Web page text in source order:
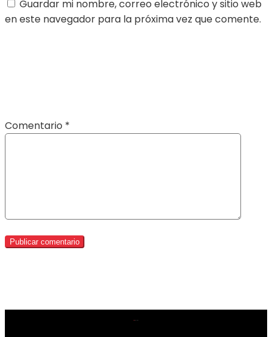
Guardar mi nombre, correo electrónico y sitio web
en este navegador para la próxima vez que comente.
Comentario *